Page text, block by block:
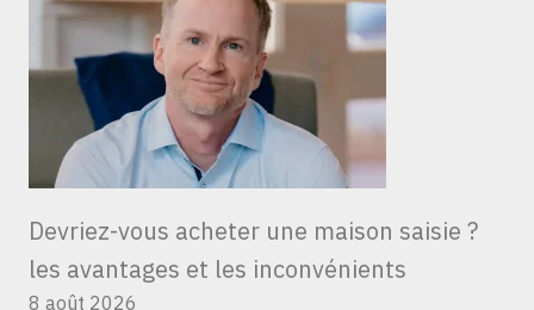
Devriez-vous acheter une maison saisie ?
les avantages et les inconvénients
8 août 2026